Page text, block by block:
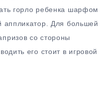
горло ребенка шарфом
аппликатор. Для большей
со стороны
его стоит в игровой